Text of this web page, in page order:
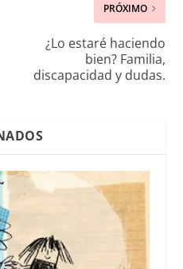
PRÓXIMO
¿Lo estaré haciendo
bien? Familia,
discapacidad y dudas.